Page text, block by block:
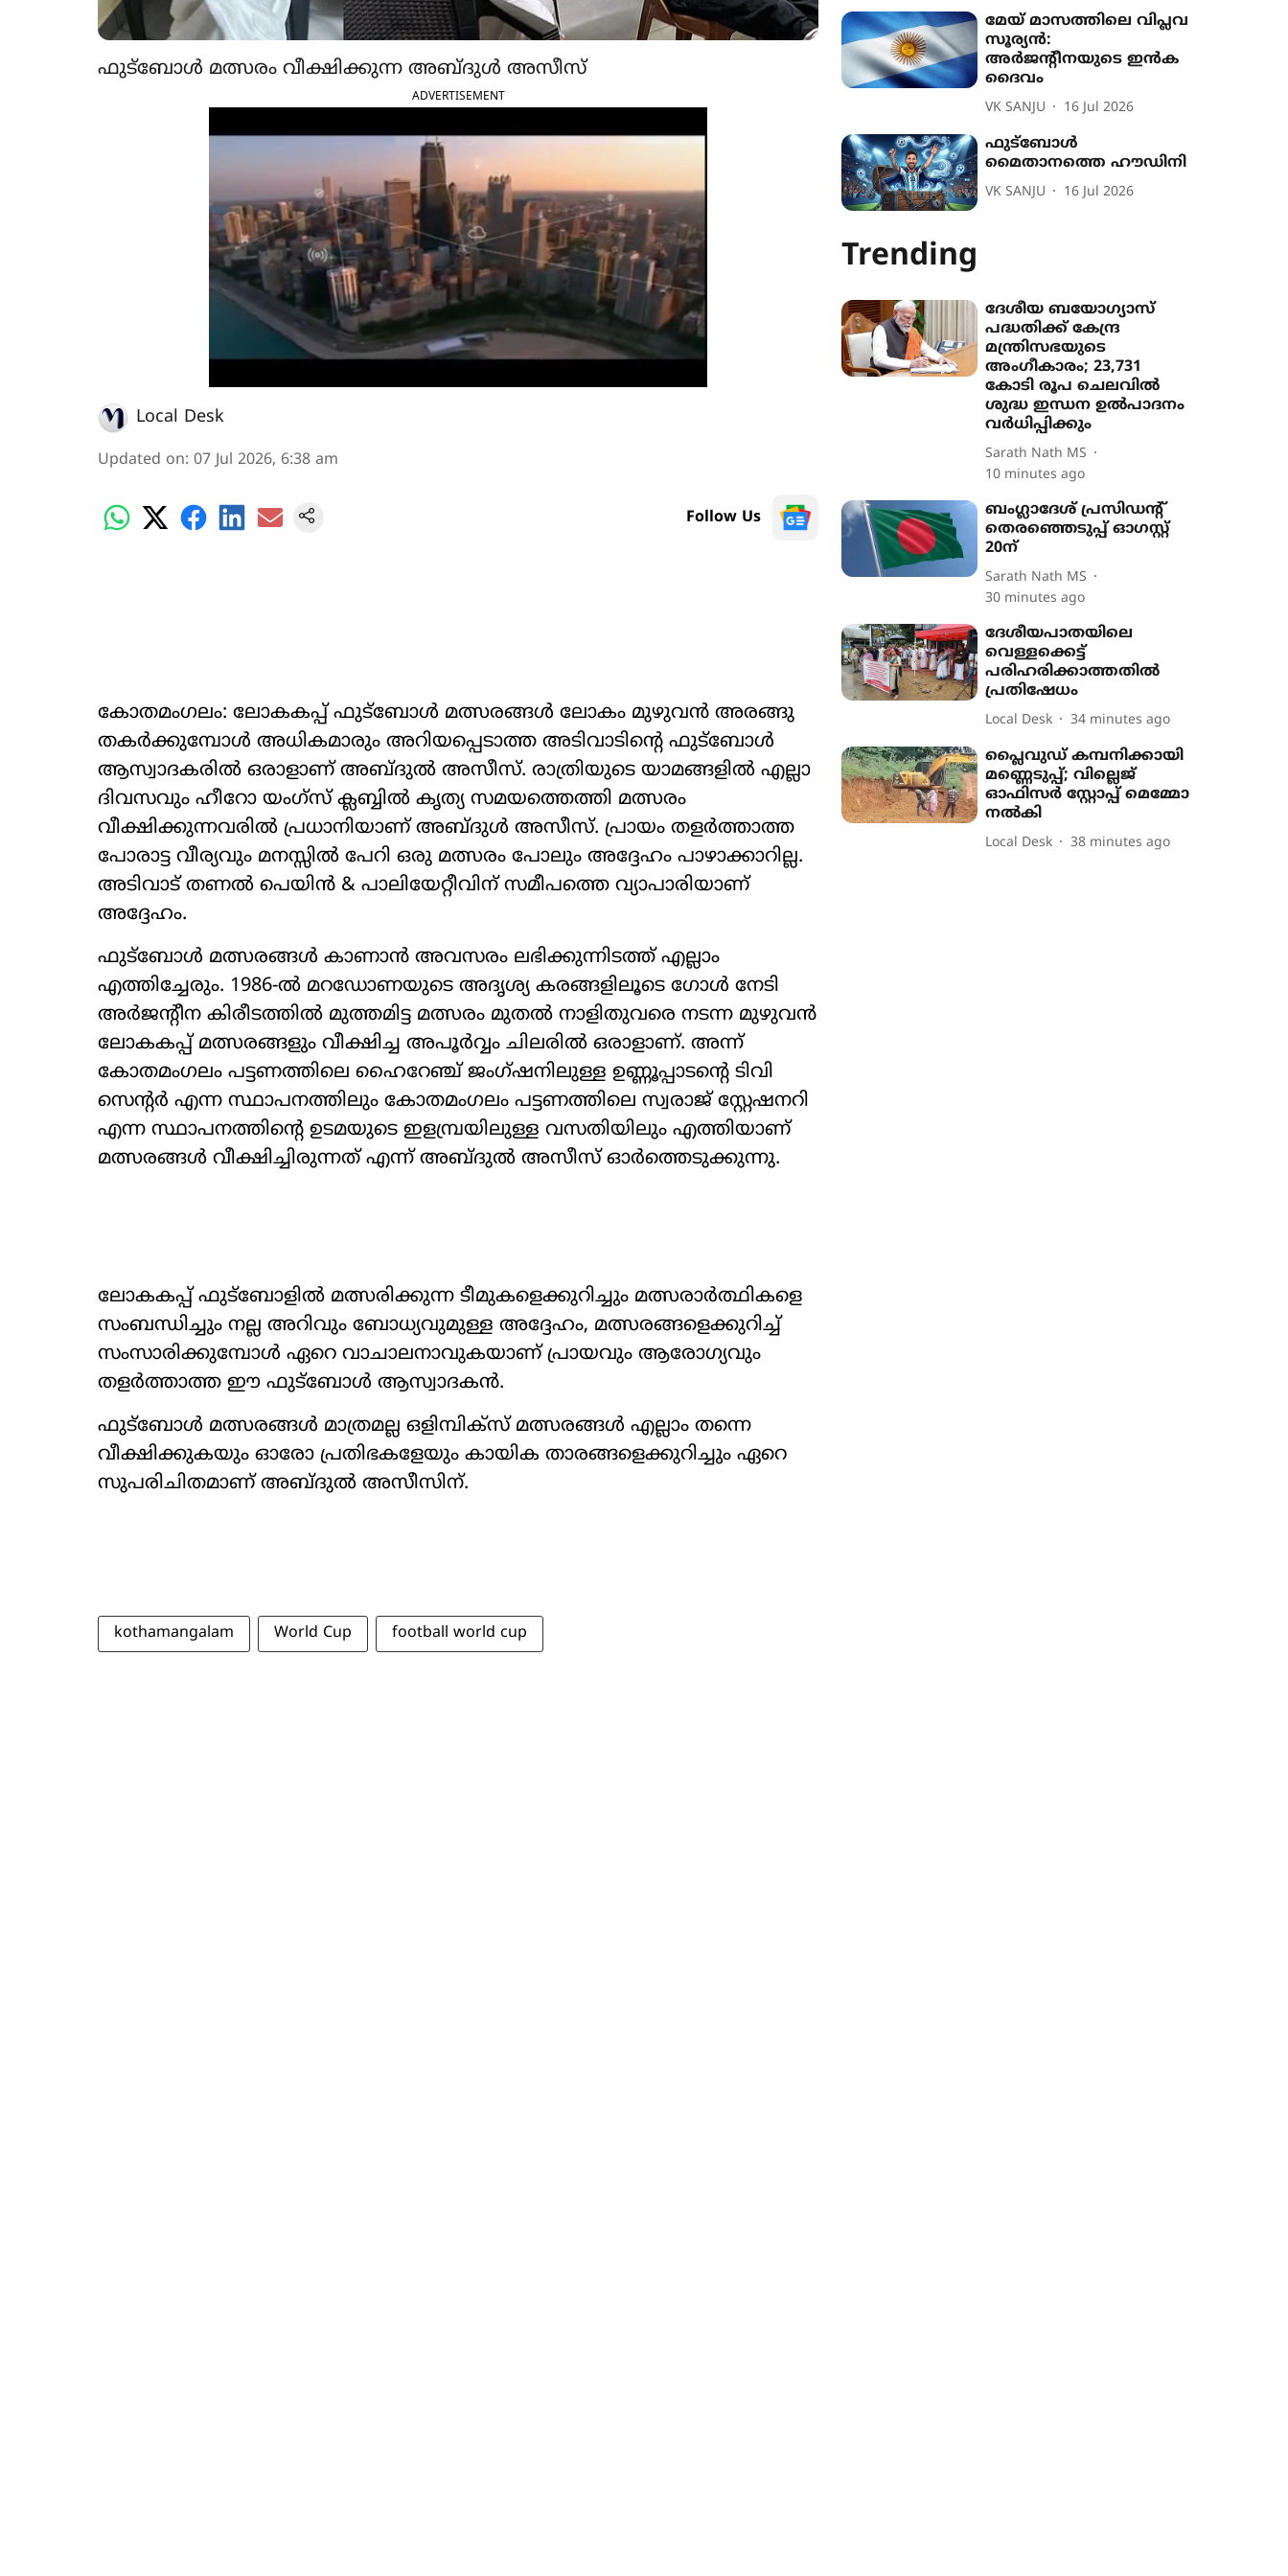
ഫുട്ബോൾ മത്സരം വീക്ഷിക്കുന്ന അബ്ദുൾ അസീസ്
ADVERTISEMENT
Local Desk
Updated on: 07 Jul 2026, 6:38 am
Follow Us
കോതമംഗലം: ലോകകപ്പ് ഫുട്ബോൾ മത്സരങ്ങൾ ലോകം മുഴുവൻ അരങ്ങു
തകർക്കുമ്പോൾ അധികമാരും അറിയപ്പെടാത്ത അടിവാടിന്‍റെ ഫുട്ബോൾ
ആസ്വാദകരിൽ ഒരാളാണ് അബ്ദുൽ അസീസ്. രാത്രിയുടെ യാമങ്ങളിൽ എല്ലാ
ദിവസവും ഹീറോ യംഗ്സ് ക്ലബ്ബിൽ കൃത്യ സമയത്തെത്തി മത്സരം
വീക്ഷിക്കുന്നവരിൽ പ്രധാനിയാണ് അബ്ദുൾ അസീസ്. പ്രായം തളർത്താത്ത
പോരാട്ട വീര്യവും മനസ്സിൽ പേറി ഒരു മത്സരം പോലും അദ്ദേഹം പാഴാക്കാറില്ല.
അടിവാട് തണൽ പെയിൻ & പാലിയേറ്റീവിന് സമീപത്തെ വ്യാപാരിയാണ്
അദ്ദേഹം.
ഫുട്ബോൾ മത്സരങ്ങൾ കാണാൻ അവസരം ലഭിക്കുന്നിടത്ത് എല്ലാം
എത്തിച്ചേരും. 1986-ൽ മറഡോണയുടെ അദൃശ്യ കരങ്ങളിലൂടെ ഗോൾ നേടി
അർജന്‍റീന കിരീടത്തിൽ മുത്തമിട്ട മത്സരം മുതൽ നാളിതുവരെ നടന്ന മുഴുവൻ
ലോകകപ്പ് മത്സരങ്ങളും വീക്ഷിച്ച അപൂർവ്വം ചിലരിൽ ഒരാളാണ്. അന്ന്
കോതമംഗലം പട്ടണത്തിലെ ഹൈറേഞ്ച് ജംഗ്ഷനിലുള്ള ഉണ്ണൂപ്പാടന്‍റെ ടിവി
സെന്‍റർ എന്ന സ്ഥാപനത്തിലും കോതമംഗലം പട്ടണത്തിലെ സ്വരാജ് സ്റ്റേഷനറി
എന്ന സ്ഥാപനത്തിന്‍റെ ഉടമയുടെ ഇളമ്പ്രയിലുള്ള വസതിയിലും എത്തിയാണ്
മത്സരങ്ങൾ വീക്ഷിച്ചിരുന്നത് എന്ന് അബ്‌ദുൽ അസീസ് ഓർത്തെടുക്കുന്നു.
ലോകകപ്പ് ഫുട്ബോളിൽ മത്സരിക്കുന്ന ടീമുകളെക്കുറിച്ചും മത്സരാർത്ഥികളെ
സംബന്ധിച്ചും നല്ല അറിവും ബോധ്യവുമുള്ള അദ്ദേഹം, മത്സരങ്ങളെക്കുറിച്ച്
സംസാരിക്കുമ്പോൾ ഏറെ വാചാലനാവുകയാണ് പ്രായവും ആരോഗ്യവും
തളർത്താത്ത ഈ ഫുട്ബോൾ ആസ്വാദകൻ.
ഫുട്ബോൾ മത്സരങ്ങൾ മാത്രമല്ല ഒളിമ്പിക്സ് മത്സരങ്ങൾ എല്ലാം തന്നെ
വീക്ഷിക്കുകയും ഓരോ പ്രതിഭകളേയും കായിക താരങ്ങളെക്കുറിച്ചും ഏറെ
സുപരിചിതമാണ് അബ്‌ദുൽ അസീസിന്.
kothamangalam World Cup football world cup
മേയ് മാസത്തിലെ വിപ്ലവ
സൂര്യൻ:
അർജന്‍റീനയുടെ ഇൻക
ദൈവം
VK SANJU 16 Jul 2026
ഫുട്ബോൾ
മൈതാനത്തെ ഹൗഡിനി
VK SANJU 16 Jul 2026
Trending
ദേശീയ ബയോഗ്യാസ്
പദ്ധതിക്ക് കേന്ദ്ര
മന്ത്രിസഭയുടെ
അംഗീകാരം; 23,731
കോടി രൂപ ചെലവിൽ
ശുദ്ധ ഇന്ധന ഉൽപാദനം
വർധിപ്പിക്കും
Sarath Nath MS
10 minutes ago
ബംഗ്ലാദേശ് പ്രസിഡന്‍റ്
തെരഞ്ഞെടുപ്പ് ഓഗസ്റ്റ്
20ന്
Sarath Nath MS
30 minutes ago
ദേശീയപാതയിലെ
വെള്ളക്കെട്ട്
പരിഹരിക്കാത്തതിൽ
പ്രതിഷേധം
Local Desk 34 minutes ago
പ്ലൈവുഡ് കമ്പനിക്കായി
മണ്ണെടുപ്പ്; വില്ലെജ്
ഓഫിസർ സ്റ്റോപ്പ് മെമ്മോ
നൽകി
Local Desk 38 minutes ago